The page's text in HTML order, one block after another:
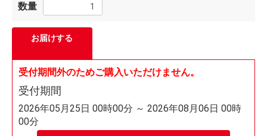
数量
お届けする
受付期間外のためご購入いただけません。
受付期間
2026年05月25日 00時00分 ～ 2026年08月06日 00時
00分